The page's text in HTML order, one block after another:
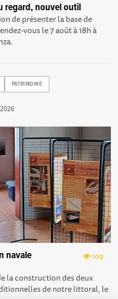
regard, nouvel outil
de présenter la base de
vous le 7 août à 18h à
PATRIMOINE
109
navale
la construction des deux
de notre littoral, le